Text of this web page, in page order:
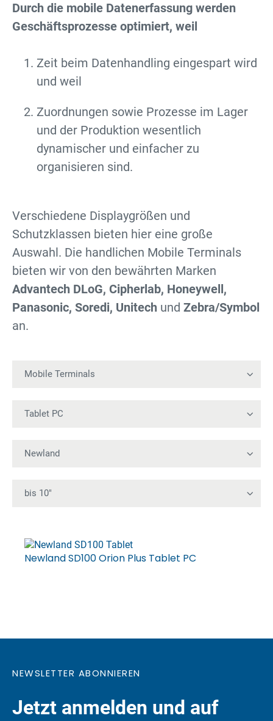
Durch die mobile Datenerfassung werden
Geschäftsprozesse optimiert, weil
Zeit beim Datenhandling eingespart wird
und weil
Zuordnungen sowie Prozesse im Lager
und der Produktion wesentlich
dynamischer und einfacher zu
organisieren sind.
Verschiedene Displaygrößen und
Schutzklassen bieten hier eine große
Auswahl. Die handlichen Mobile Terminals
bieten wir von den bewährten Marken
Advantech DLoG, Cipherlab, Honeywell,
Panasonic, Soredi, Unitech und Zebra/Symbol
an.
Newland SD100 Orion Plus Tablet PC
NEWSLETTER ABONNIEREN
Jetzt anmelden und auf